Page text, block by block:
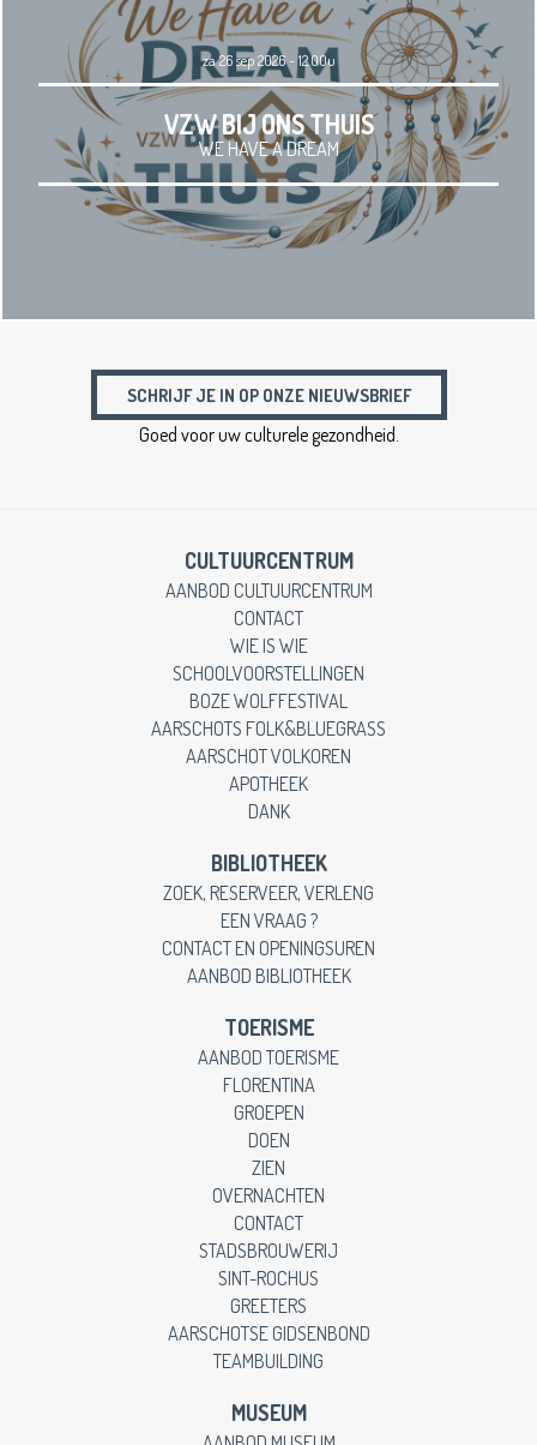
za 26 sep 2026 - 12.00u
VZW BIJ ONS THUIS
WE HAVE A DREAM
SCHRIJF JE IN OP ONZE NIEUWSBRIEF
Goed voor uw culturele gezondheid.
CULTUURCENTRUM
AANBOD CULTUURCENTRUM
CONTACT
WIE IS WIE
SCHOOLVOORSTELLINGEN
BOZE WOLFFESTIVAL
AARSCHOTS FOLK&BLUEGRASS
AARSCHOT VOLKOREN
APOTHEEK
DANK
BIBLIOTHEEK
ZOEK, RESERVEER, VERLENG
EEN VRAAG ?
CONTACT EN OPENINGSUREN
AANBOD BIBLIOTHEEK
TOERISME
AANBOD TOERISME
FLORENTINA
GROEPEN
DOEN
ZIEN
OVERNACHTEN
CONTACT
STADSBROUWERIJ
SINT-ROCHUS
GREETERS
AARSCHOTSE GIDSENBOND
TEAMBUILDING
MUSEUM